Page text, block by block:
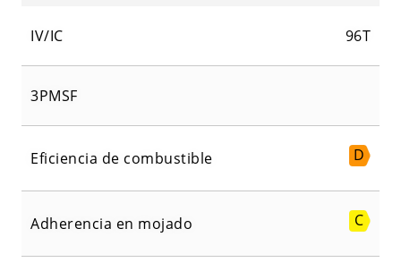
IV/IC 96T
3PMSF
Eficiencia de combustible D
Adherencia en mojado C